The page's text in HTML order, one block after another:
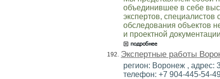
объединившее в себе
экспертов, специалистов
обследования объектов
и проектной
192. Экспертные работы
регион: Воронеж , адрес:
телефон: +7 904-445-54-